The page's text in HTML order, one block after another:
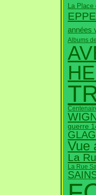
La Place
années
Albums
guerre
Vue
La
La Rue